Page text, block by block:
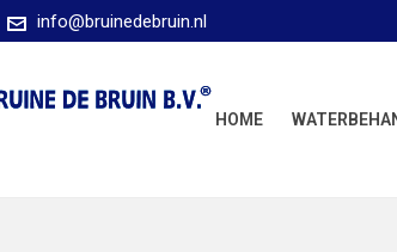
info@bruinedebruin.nl
HOME